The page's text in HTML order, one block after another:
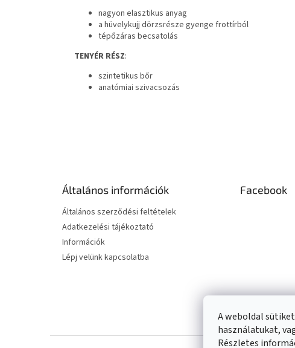
A weboldal
használatukat,
Részletes
nagyon elasztikus anyag
a hüvelykujj dörzsrésze gyenge frottírból
tépőzáras becsatolás
TENYÉR RÉSZ:
szintetikus bőr
anatómiai szivacsozás
Általános információk
Általános szerződési feltételek
Adatkezelési tájékoztató
Információk
Lépj velünk kapcsolatba
Facebook